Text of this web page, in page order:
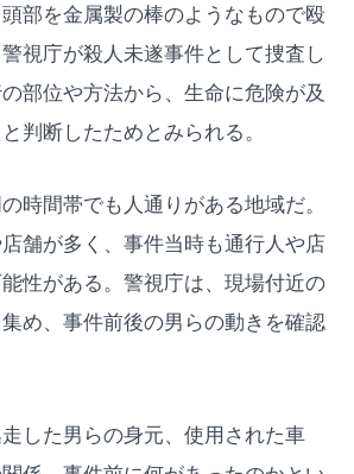
部を金属製の棒のようなもので殴
視庁が殺人未遂事件として捜査し
部位や方法から、生命に危険が及
判断したためとみられる。
時間帯でも人通りがある地域だ。
舗が多く、事件当時も通行人や店
性がある。警視庁は、現場付近の
め、事件前後の男らの動きを確認
した男らの身元、使用された車